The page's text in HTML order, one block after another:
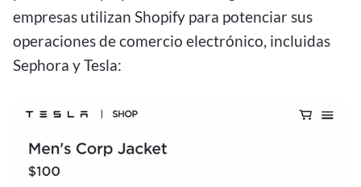
empresas utilizan Shopify para potenciar sus
operaciones de comercio electrónico, incluidas
Sephora y Tesla: